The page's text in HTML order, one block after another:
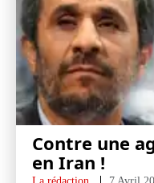
Contre une
en Iran !